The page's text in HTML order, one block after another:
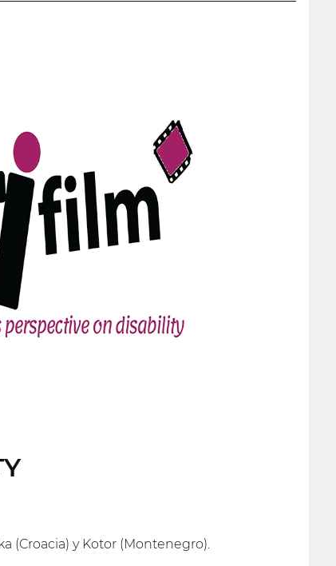
(Croacia) y Kotor (Montenegro).